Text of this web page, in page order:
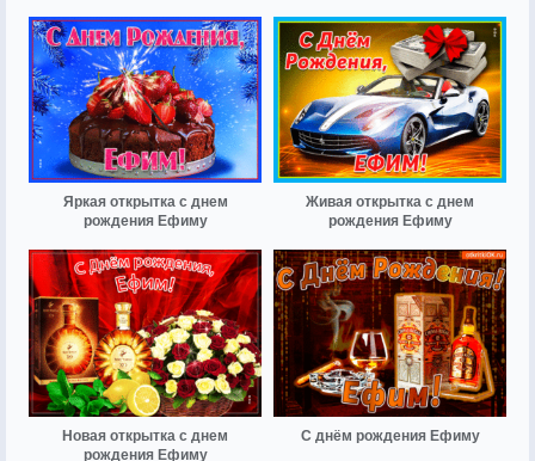
Яркая открытка с днем
рождения Ефиму
Живая открытка с днем
рождения Ефиму
Новая открытка с днем
рождения Ефиму
С днём рождения Ефиму